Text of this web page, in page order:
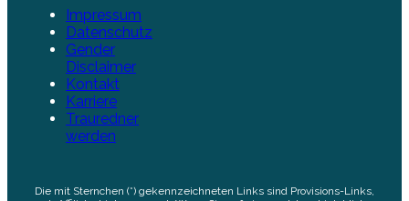
Impressum
Datenschutz
Gender
Disclaimer
Kontakt
Karriere
Trauredner
werden
Die mit Sternchen (*) gekennzeichneten Links sind Provisions-Links,